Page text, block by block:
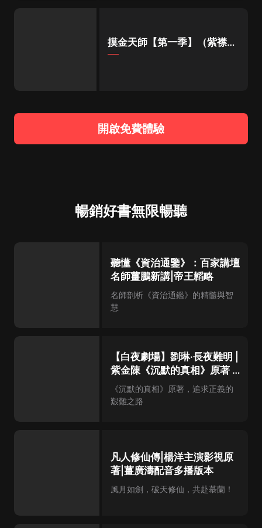
摸金天師【第一季】（紫襟演
播）
開啟免費體驗
暢銷好書無限暢聽
聽懂《資治通鑒》：百家講壇
名師薑鵬新講|帝王韜略
名師剖析《資治通鑑》的精髓與智
慧
【白夜劇場】劉琳·長夜難明 |
紫金陳《沉默的真相》原著 |
壞小孩 | 無證之罪
《沉默的真相》原著，追求正義的
艱難之路
凡人修仙傳|楊洋主演影視原
著|薑廣濤配音多播版本
風月如劍，破天修仙，共赴慕蘭！